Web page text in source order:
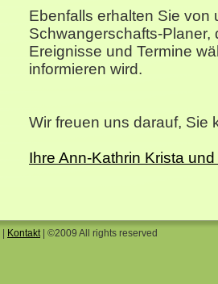
Ebenfalls erhalten Sie von
Schwangerschafts-Planer,
Ereignisse und Termine
informieren wird.
Wir freuen uns darauf, Sie
Ihre Ann-Kathrin Krista
Kontakt| ©2009 All rights reserved